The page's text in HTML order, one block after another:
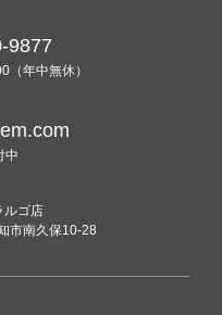
9877
年中無休）
中
ルゴ店
市南久保10-28